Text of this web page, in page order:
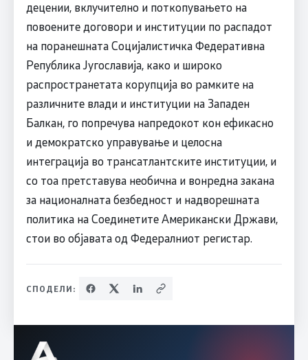
децении, вклучително и поткопувањето на
повоените договори и институции по распадот
на поранешната Социјалистичка Федеративна
Република Југославија, како и широко
распространетата корупција во рамките на
различните влади и институции на Западен
Балкан, го попречува напредокот кон ефикасно
и демократско управување и целосна
интеграција во трансатлантските институции, и
со тоа претставува необична и вонредна закана
за националната безбедност и надворешната
политика на Соединетите Американски Држави,
стои во објавата од Федералниот регистар.
СПОДЕЛИ: